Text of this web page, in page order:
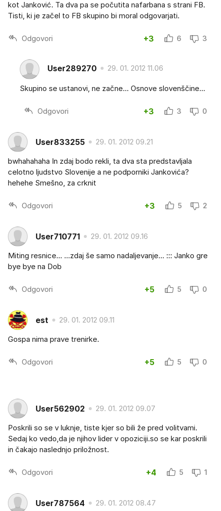
kot Janković. Ta dva pa se počutita nafarbana s strani FB.
Tisti, ki je začel to FB skupino bi moral odgovarjati.
Odgovori +3 6 3
User289270 29. 01. 2012 11.06
Skupino se ustanovi, ne začne... Osnove slovenščine...
Odgovori +3 3 0
User833255 29. 01. 2012 09.21
bwhahahaha In zdaj bodo rekli, ta dva sta predstavljala
celotno ljudstvo Slovenije a ne podporniki Jankovića?
hehehe Smešno, za crknit
Odgovori +3 5 2
User710771 29. 01. 2012 09.16
Miting resnice... ...zdaj še samo nadaljevanje... ::: Janko gre
bye bye na Dob
Odgovori +5 5 0
est 29. 01. 2012 09.11
Gospa nima prave trenirke.
Odgovori +5 5 0
User562902 29. 01. 2012 09.07
Poskrili so se v luknje, tiste kjer so bili že pred volitvami.
Sedaj ko vedo,da je njihov lider v opoziciji.so se kar poskrili
in čakajo naslednjo priložnost.
Odgovori +4 5 1
User787564 29. 01. 2012 08.47